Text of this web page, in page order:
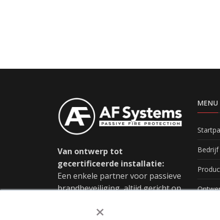
×
Van ontwerp tot
gecertificeerde installatie:
Een enkele partner voor passieve
brandbeveiliging, altijd gericht op
MENU
Bedrijf